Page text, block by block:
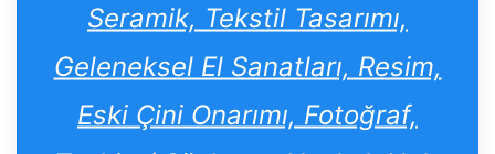
Seramik, Tekstil Tasarımı,
Geleneksel El Sanatları, Resim,
Eski Çini Onarımı, Fotoğraf,